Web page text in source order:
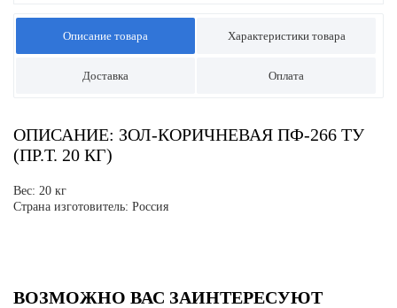
Описание товара Характеристики товара
Доставка Оплата
ОПИСАНИЕ: ЗОЛ-КОРИЧНЕВАЯ ПФ-266 ТУ
(ПР.Т. 20 КГ)
Вес: 20 кг
Страна изготовитель: Россия
ВОЗМОЖНО ВАС ЗАИНТЕРЕСУЮТ